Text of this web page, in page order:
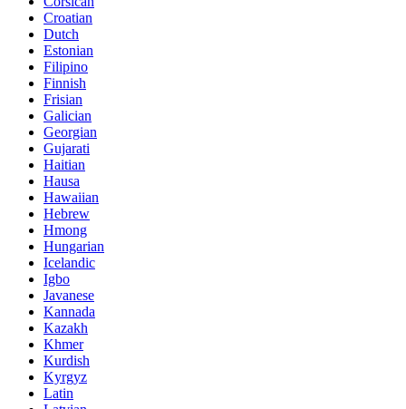
Croatian
Dutch
Estonian
Filipino
Finnish
Frisian
Galician
Georgian
Gujarati
Haitian
Hausa
Hawaiian
Hebrew
Hmong
Hungarian
Icelandic
Igbo
Javanese
Kannada
Kazakh
Khmer
Kurdish
Kyrgyz
Latin